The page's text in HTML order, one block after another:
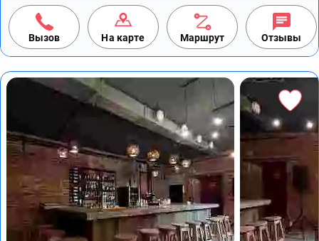
Вызов На карте Маршрут Отзывы